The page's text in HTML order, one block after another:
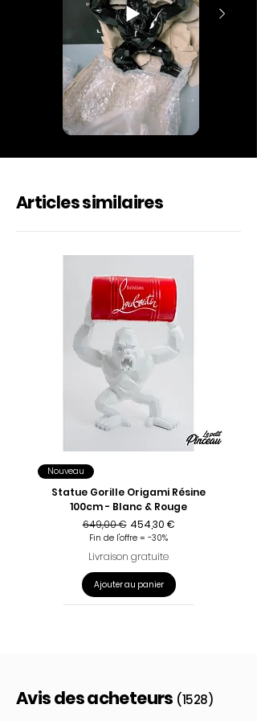
Articles similaires
Nouveau
Statue Gorille Origami Résine
100cm - Blanc & Rouge
Prix original
649,00 € Prix promotionnel
454,30 €
Fin de l'offre = -30%
Livraison gratuite
Ajouter au panier
Avis des acheteurs (1528)